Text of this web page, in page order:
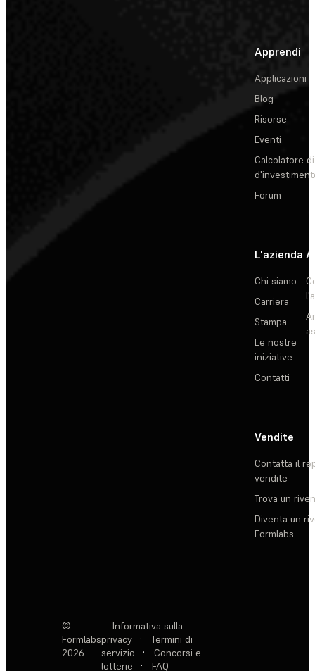
Apprendi
Applicazioni
Blog
Risorse
Eventi
Calcolatore
Forum
L'azienda
Chi siamo
Carriera
Stampa
Le nostre
iniziative
Contatti
Vendite
Contatta il
vendite
Trova un
Diventa un
Formlabs
©
Formlabs
2026
Informativa sulla
privacy
·
Termini di
servizio
·
Concorsi e
lotterie
· FAQ